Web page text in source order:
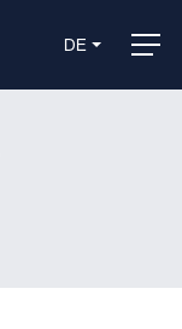
DE